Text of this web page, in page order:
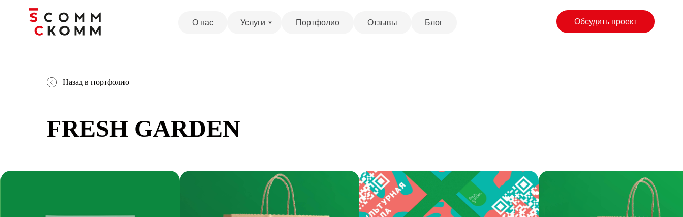
Портфолио Отзывы Обсудить проект
Блог
Назад в портфолио
FRESH GARDEN